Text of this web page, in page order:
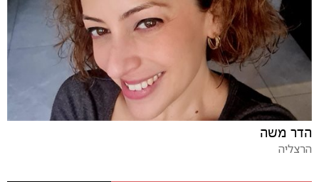
הדר משה
הרצליה